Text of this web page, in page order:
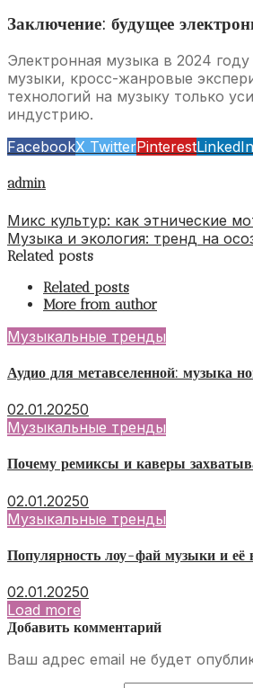
Заключение: будущее
Электронная музыка в 2024
музыки, кросс-жанровые
технологий на музыку только
индустрию.
FacebookX TwitterPinterestLinkedIn
admin
Микс культур: как этнические
Музыка и экология: тренд на
Related posts
Related posts
More from author
Музыкальные тренды
Аудио для метавселенной: музыка
02.01.20250
Музыкальные тренды
Почему ремиксы и каверы
02.01.20250
Музыкальные тренды
Популярность лоу-фай музыки и её
02.01.20250
Load more
Добавить комментарий
Ваш адрес email не будет